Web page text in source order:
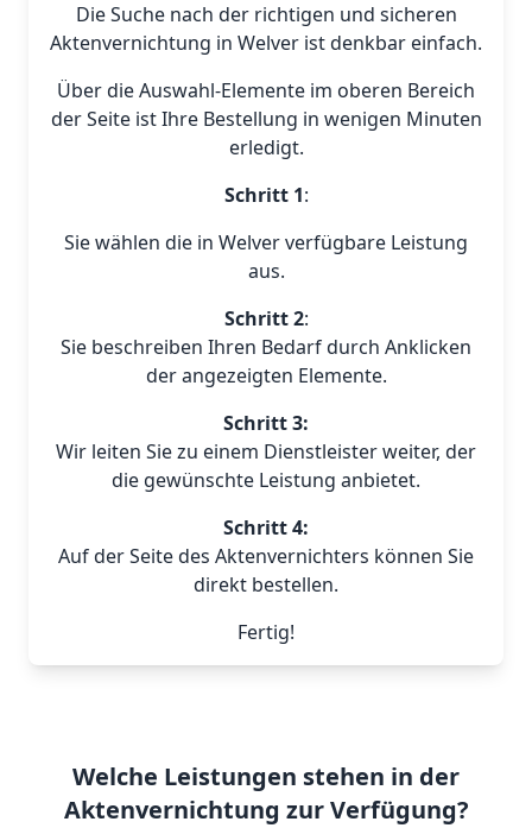
Die Suche nach der richtigen und sicheren
Aktenvernichtung in Welver ist denkbar einfach.
Über die Auswahl-Elemente im oberen Bereich
der Seite ist Ihre Bestellung in wenigen Minuten
erledigt.
Schritt 1:
Sie wählen die in Welver verfügbare Leistung
aus.
Schritt 2:
Sie beschreiben Ihren Bedarf durch Anklicken
der angezeigten Elemente.
Schritt 3:
Wir leiten Sie zu einem Dienstleister weiter, der
die gewünschte Leistung anbietet.
Schritt 4:
Auf der Seite des Aktenvernichters können Sie
direkt bestellen.
Fertig!
Welche Leistungen stehen in der
Aktenvernichtung zur Verfügung?